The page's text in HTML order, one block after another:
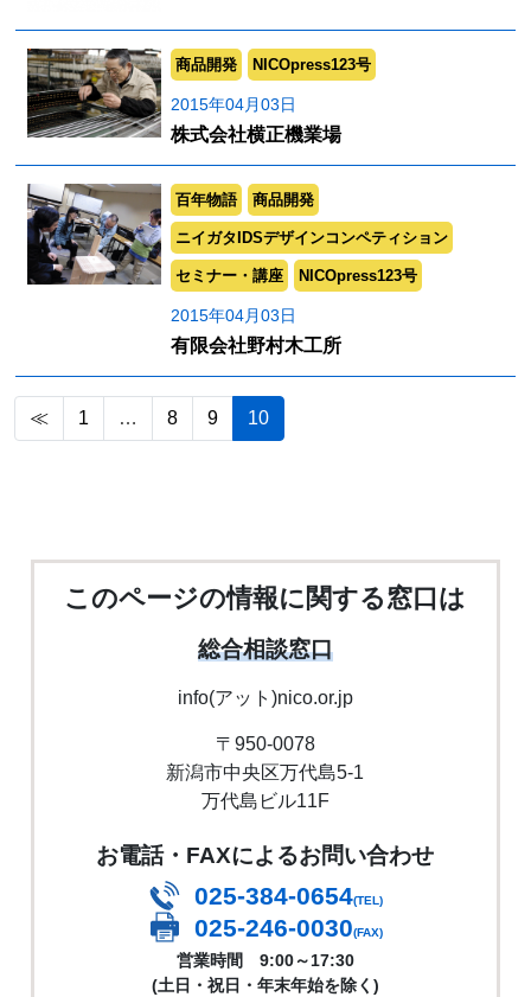
商品開発 NICOpress123号
2015年04月03日
株式会社横正機業場
百年物語 商品開発
ニイガタIDSデザインコンペティション
セミナー・講座 NICOpress123号
2015年04月03日
有限会社野村木工所
≪ 1 … 8 9 10
このページの情報に関する窓口は
総合相談窓口
info(アット)nico.or.jp
〒950-0078
新潟市中央区万代島5-1
万代島ビル11F
お電話・FAXによるお問い合わせ
025-384-0654(TEL)
025-246-0030(FAX)
営業時間 9:00～17:30
(土日・祝日・年末年始を除く)